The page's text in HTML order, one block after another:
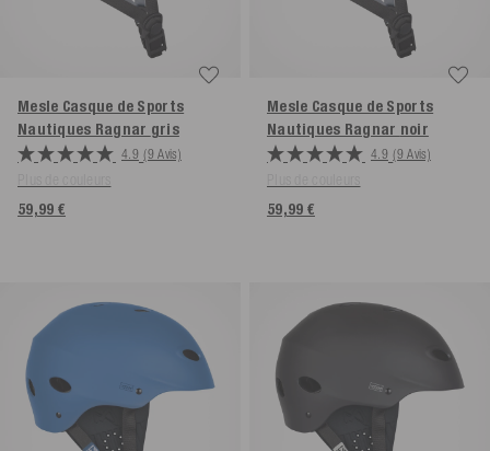
Mesle Casque de Sports
Nautiques Ragnar gris
4.9 (9 Avis)
59,99 €
Mesle Casque de Sports
Nautiques Ragnar noir
4.9 (9 Avis)
59,99 €